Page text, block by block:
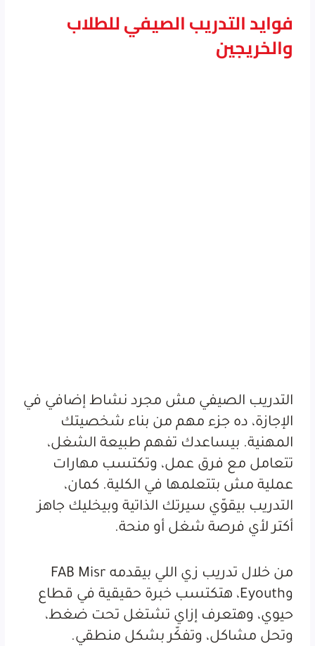
فوايد التدريب الصيفي للطلاب
والخريجين
التدريب الصيفي مش مجرد نشاط إضافي في
الإجازة، ده جزء مهم من بناء شخصيتك
المهنية. بيساعدك تفهم طبيعة الشغل،
تتعامل مع فرق عمل، وتكتسب مهارات
عملية مش بتتعلمها في الكلية. كمان،
التدريب بيقوّي سيرتك الذاتية وبيخليك جاهز
أكتر لأي فرصة شغل أو منحة.
من خلال تدريب زي اللي بيقدمه FAB Misr
وEyouth، هتكتسب خبرة حقيقية في قطاع
حيوي، وهتعرف إزاي تشتغل تحت ضغط،
وتحل مشاكل، وتفكّر بشكل منطقي.